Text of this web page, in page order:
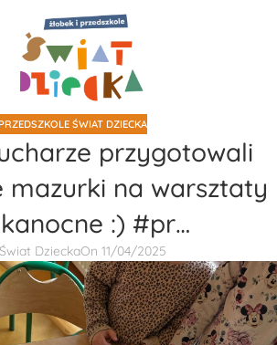
PRZEDSZKOLE ŚWIAT DZIECKA
przygotowali
mazurki na warsztaty
:) #pr…
Świat DzieckaOn 11/04/2025